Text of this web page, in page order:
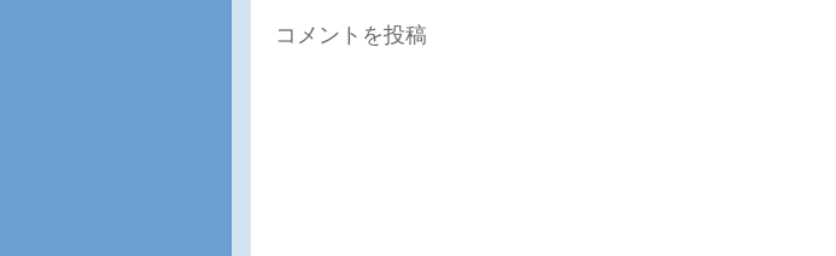
コメントを投稿